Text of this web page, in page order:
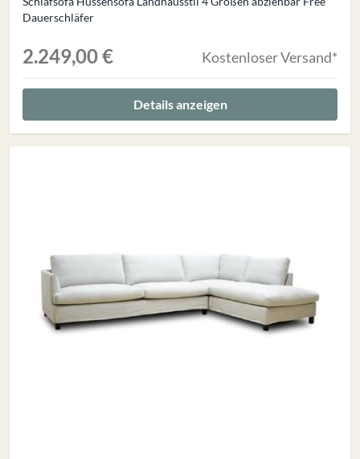
Dauerschläfer
2.249,00 € Kostenloser Versand*
Details anzeigen